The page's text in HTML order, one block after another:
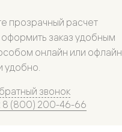
прозрачный расчет
заказ удобным
онлайн или офлайн.
удобно.
звонок
8 (800) 200-46-66